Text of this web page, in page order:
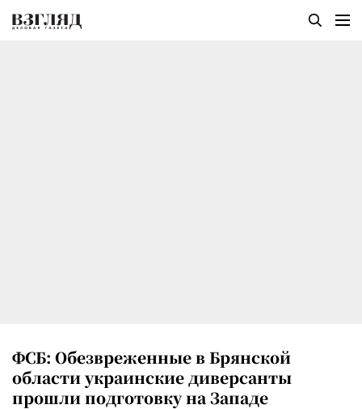
ФСБ: Обезвреженные в Брянской
области украинские диверсанты
прошли подготовку на Западе